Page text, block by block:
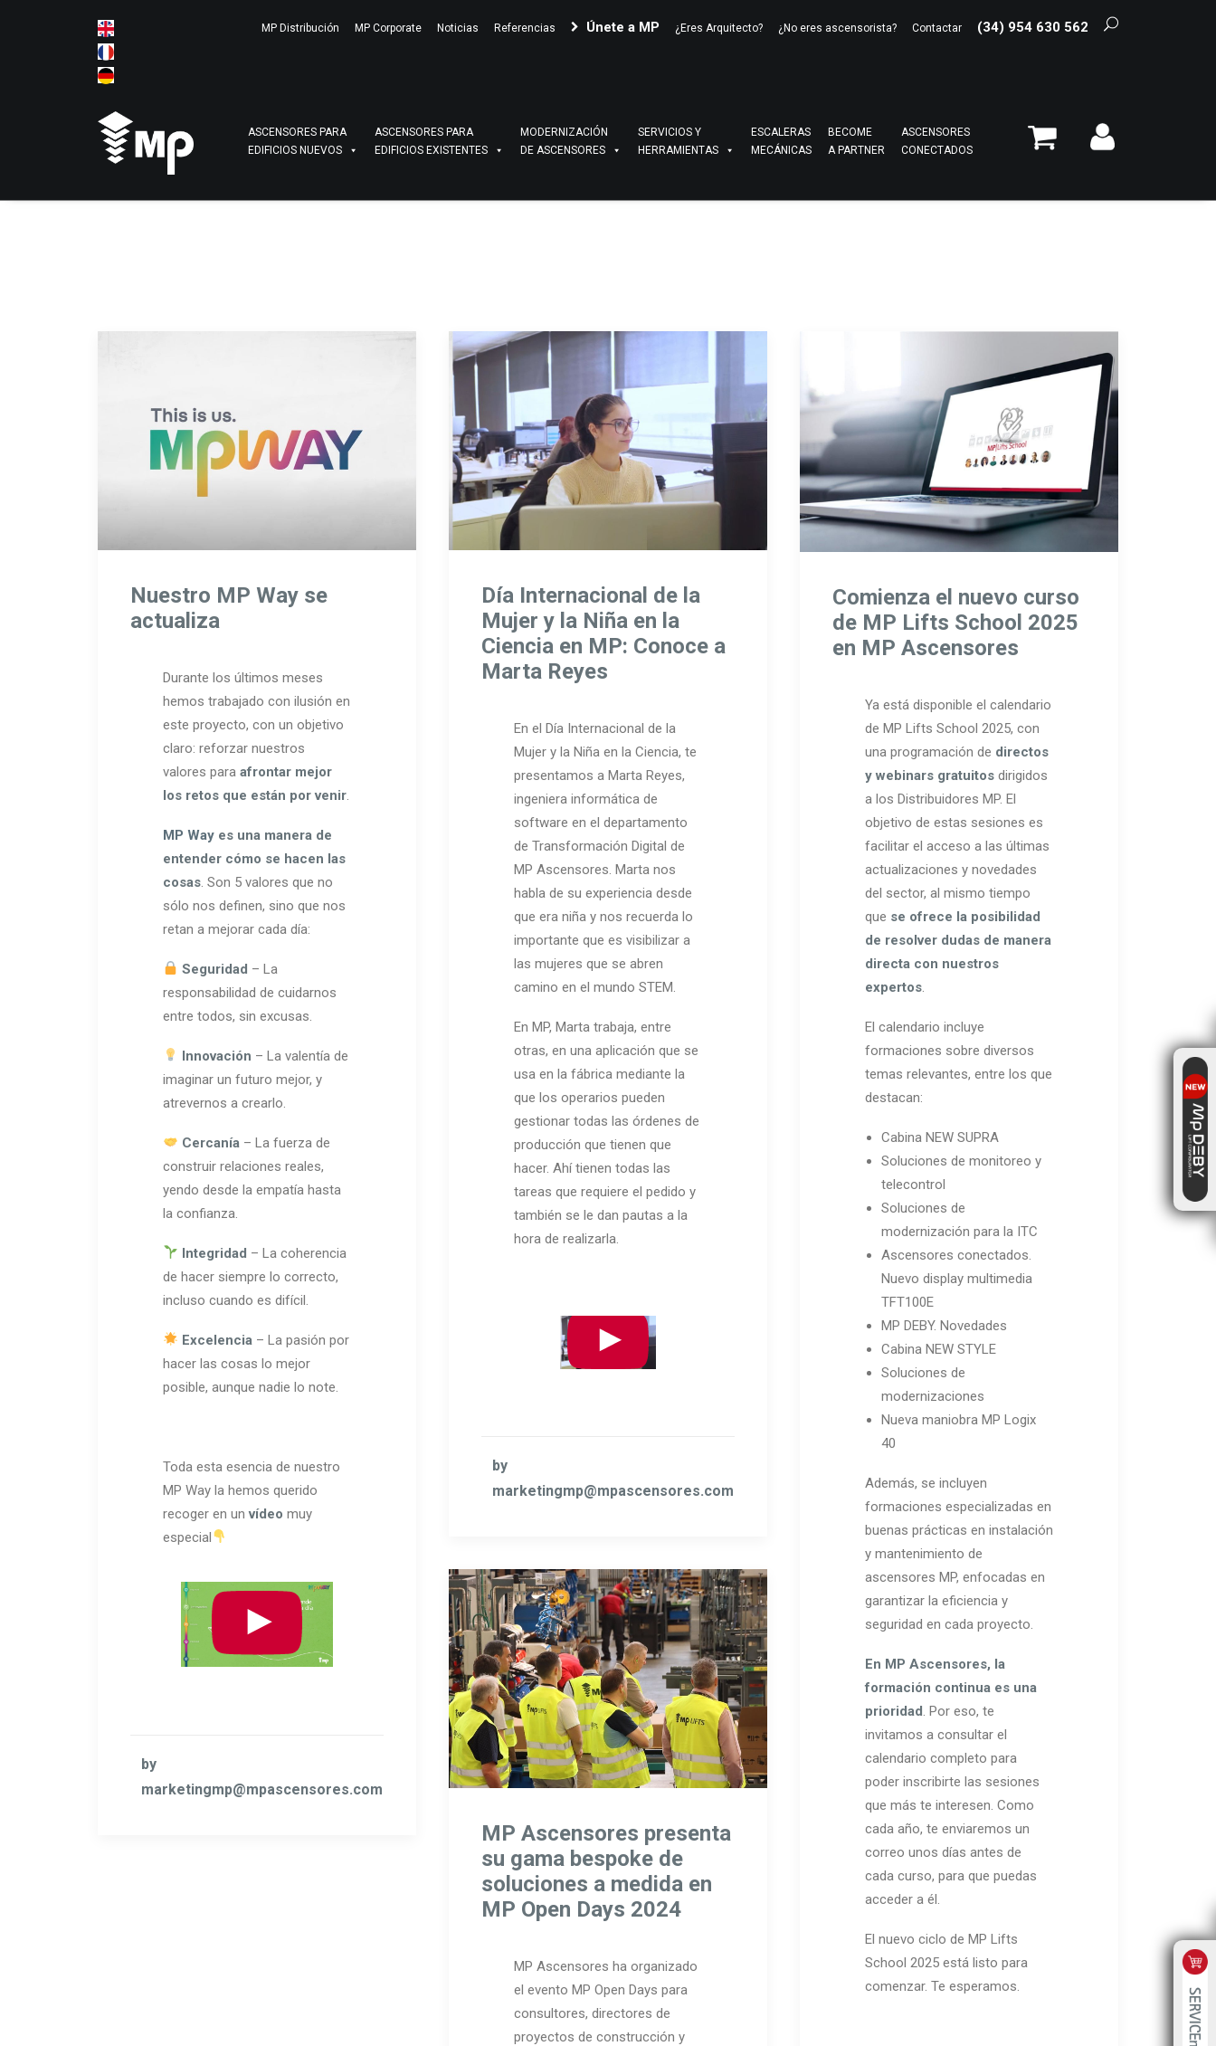
MP Distribución MP Corporate Noticias Referencias Únete a MP ¿Eres Arquitecto? ¿No eres ascensorista? Contactar (34) 954 630 562
ASCENSORES PARA
EDIFICIOS NUEVOS
ASCENSORES PARA
EDIFICIOS EXISTENTES
MODERNIZACIÓN
DE ASCENSORES
SERVICIOS Y
HERRAMIENTAS
ESCALERAS
MECÁNICAS
BECOME
A PARTNER
ASCENSORES
CONECTADOS
Nuestro MP Way se
actualiza
Durante los últimos meses
hemos trabajado con ilusión en
este proyecto, con un objetivo
claro: reforzar nuestros
valores para afrontar mejor
los retos que están por venir.
MP Way es una manera de
entender cómo se hacen las
cosas. Son 5 valores que no
sólo nos definen, sino que nos
retan a mejorar cada día:
Seguridad – La
responsabilidad de cuidarnos
entre todos, sin excusas.
Innovación – La valentía de
imaginar un futuro mejor, y
atrevernos a crearlo.
Cercanía – La fuerza de
construir relaciones reales,
yendo desde la empatía hasta
la confianza.
Integridad – La coherencia
de hacer siempre lo correcto,
incluso cuando es difícil.
Excelencia – La pasión por
hacer las cosas lo mejor
posible, aunque nadie lo note.
Toda esta esencia de nuestro
MP Way la hemos querido
recoger en unvídeo muy
especial
by
marketingmp@mpascensores.com
Día Internacional de la
Mujer y la Niña en la
Ciencia en MP: Conoce a
Marta Reyes
En el Día Internacional de la
Mujer y la Niña en la Ciencia, te
presentamos a Marta Reyes,
ingeniera informática de
software en el departamento
de Transformación Digital de
MP Ascensores. Marta nos
habla de su experiencia desde
que era niña y nos recuerda lo
importante que es visibilizar a
las mujeres que se abren
camino en el mundo STEM.
En MP, Marta trabaja, entre
otras, en una aplicación que se
usa en la fábrica mediante la
que los operarios pueden
gestionar todas las órdenes de
producción que tienen que
hacer. Ahí tienen todas las
tareas que requiere el pedido y
también se le dan pautas a la
hora de realizarla.
by
marketingmp@mpascensores.com
Comienza el nuevo curso
de MP Lifts School 2025
en MP Ascensores
Ya está disponible el calendario
de MP Lifts School 2025, con
una programación de directos
y webinars gratuitos dirigidos
a los Distribuidores MP. El
objetivo de estas sesiones es
facilitar el acceso a las últimas
actualizaciones y novedades
del sector, al mismo tiempo
que se ofrece la posibilidad
de resolver dudas de manera
directa con nuestros
expertos.
El calendario incluye
formaciones sobre diversos
temas relevantes, entre los que
destacan:
Cabina NEW SUPRA
Soluciones de monitoreo y
telecontrol
Soluciones de
modernización para la ITC
Ascensores conectados.
Nuevo display multimedia
TFT100E
MP DEBY. Novedades
Cabina NEW STYLE
Soluciones de
modernizaciones
Nueva maniobra MP Logix
40
Además, se incluyen
formaciones especializadas en
buenas prácticas en instalación
y mantenimiento de
ascensores MP, enfocadas en
garantizar la eficiencia y
seguridad en cada proyecto.
En MP Ascensores, la
formación continua es una
prioridad . Por eso, te
invitamos a consultar el
calendario completo para
poder inscribirte las sesiones
que más te interesen. Como
cada año, te enviaremos un
correo unos días antes de
cada curso, para que puedas
acceder a él.
El nuevo ciclo de MP Lifts
School 2025 está listo para
comenzar. Te esperamos.
MP Ascensores presenta
su gama bespoke de
soluciones a medida en
MP Open Days 2024
MP Ascensores ha organizado
el evento MP Open Days para
consultores, directores de
proyectos de construcción y